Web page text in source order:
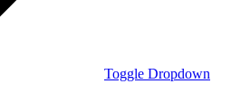
Toggle Dropdown